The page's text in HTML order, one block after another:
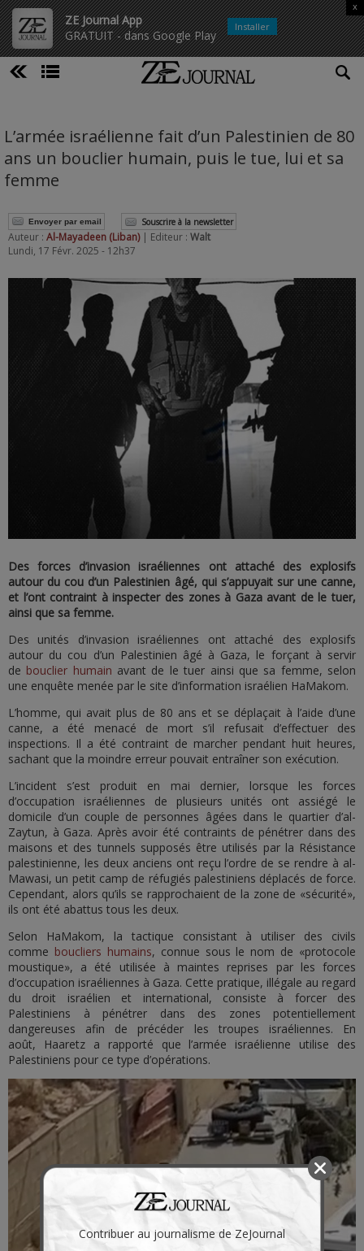
ZE Journal App
GRATUIT - dans Google Play
x
Installer
L’armée israélienne fait d’un Palestinien de 80
ans un bouclier humain, puis le tue, lui et sa
femme
Envoyer par email Souscrire à la newsletter
Auteur : Al-Mayadeen (Liban) | Editeur : Walt
Lundi, 17 Févr. 2025 - 12h37
Des forces d’invasion israéliennes ont attaché des explosifs
autour du cou d’un Palestinien âgé, qui s’appuyait sur une canne,
et l’ont contraint à inspecter des zones à Gaza avant de le tuer,
ainsi que sa femme.
Des unités d’invasion israéliennes ont attaché des explosifs
autour du cou d’un Palestinien âgé à Gaza, le forçant à servir
de bouclier humain avant de le tuer ainsi que sa femme, selon
une enquête menée par le site d’information israélien HaMakom.
L’homme, qui avait plus de 80 ans et se déplaçait à l’aide d’une
canne, a été menacé de mort s’il refusait d’effectuer des
inspections. Il a été contraint de marcher pendant huit heures,
sachant que la moindre erreur pouvait entraîner son exécution.
L’incident s’est produit en mai dernier, lorsque les forces
d’occupation israéliennes de plusieurs unités ont assiégé le
domicile d’un couple de personnes âgées dans le quartier d’al-
Zaytun, à Gaza. Après avoir été contraints de pénétrer dans des
maisons et des tunnels supposés être utilisés par la Résistance
palestinienne, les deux anciens ont reçu l’ordre de se rendre à al-
Mawasi, un petit camp de réfugiés palestiniens déplacés de force.
Cependant, alors qu’ils se rapprochaient de la zone de «sécurité»,
ils ont été abattus tous les deux.
Selon HaMakom, la tactique consistant à utiliser des civils
comme boucliers humains, connue sous le nom de «protocole
moustique», a été utilisée à maintes reprises par les forces
d’occupation israéliennes à Gaza. Cette pratique, illégale au regard
du droit israélien et international, consiste à forcer des
Palestiniens à pénétrer dans des zones potentiellement
dangereuses afin de précéder les troupes israéliennes. En
août, Haaretz a rapporté que l’armée israélienne utilise des
Palestiniens pour ce type d’opérations.
Contribuer au journalisme de ZeJournal